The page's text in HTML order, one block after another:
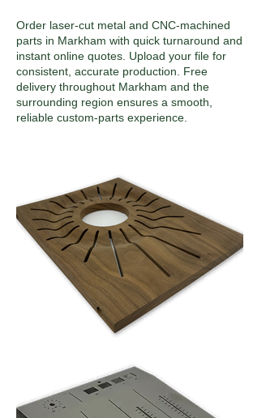
Order laser-cut metal and CNC-machined
parts in Markham with quick turnaround and
instant online quotes. Upload your file for
consistent, accurate production. Free
delivery throughout Markham and the
surrounding region ensures a smooth,
reliable custom-parts experience.